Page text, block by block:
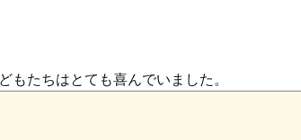
もたちはとても喜んでいました。